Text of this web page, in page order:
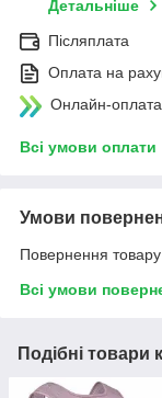
Детальніше
Післяплата
Оплата на
Онлайн-
Всі умови оплати
Умови
Повернення
Всі умови
Подібні товари